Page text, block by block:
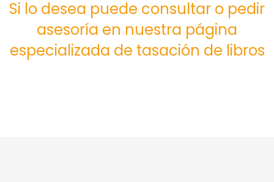
Si lo desea puede consultar o pedir
asesoría en nuestra página
especializada de tasación de libros